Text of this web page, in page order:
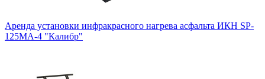
Аренда установки инфракрасного нагрева асфальта ИКН SP-
125МA-4 "Калибр"